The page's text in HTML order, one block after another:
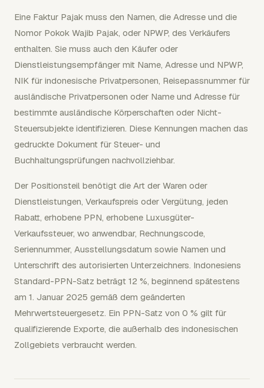
Eine Faktur Pajak muss den Namen, die Adresse und die
Nomor Pokok Wajib Pajak, oder NPWP, des Verkäufers
enthalten. Sie muss auch den Käufer oder
Dienstleistungsempfänger mit Name, Adresse und NPWP,
NIK für indonesische Privatpersonen, Reisepassnummer für
ausländische Privatpersonen oder Name und Adresse für
bestimmte ausländische Körperschaften oder Nicht-
Steuersubjekte identifizieren. Diese Kennungen machen das
gedruckte Dokument für Steuer- und
Buchhaltungsprüfungen nachvollziehbar.
Der Positionsteil benötigt die Art der Waren oder
Dienstleistungen, Verkaufspreis oder Vergütung, jeden
Rabatt, erhobene PPN, erhobene Luxusgüter-
Verkaufssteuer, wo anwendbar, Rechnungscode,
Seriennummer, Ausstellungsdatum sowie Namen und
Unterschrift des autorisierten Unterzeichners. Indonesiens
Standard-PPN-Satz beträgt 12 %, beginnend spätestens
am 1. Januar 2025 gemäß dem geänderten
Mehrwertsteuergesetz. Ein PPN-Satz von 0 % gilt für
qualifizierende Exporte, die außerhalb des indonesischen
Zollgebiets verbraucht werden.